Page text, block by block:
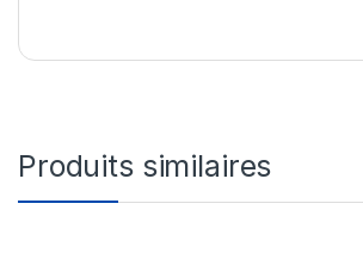
Produits similaires